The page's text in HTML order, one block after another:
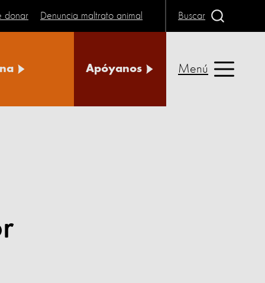
donar Denuncia maltrato animal Buscar
Apóyanos Menú